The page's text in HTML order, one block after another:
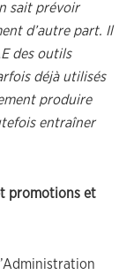
sait prévoir
d’autre part. Il
des outils
déjà utilisés
produire
entraîner
promotions et